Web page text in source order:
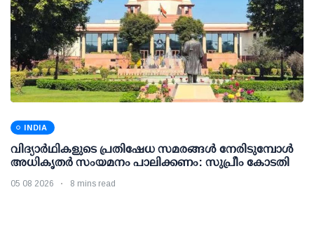
INDIA
വിദ്യാര്‍ഥികളുടെ പ്രതിഷേധ സമരങ്ങള്‍ നേരിടുമ്പോള്‍
അധികൃതര്‍ സംയമനം പാലിക്കണം: സുപ്രീം കോടതി
05 08 2026 8 mins read